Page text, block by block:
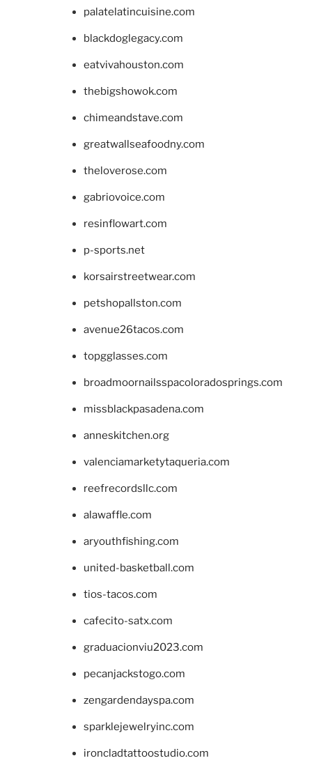
palatelatincuisine.com
blackdoglegacy.com
eatvivahouston.com
thebigshowok.com
chimeandstave.com
greatwallseafoodny.com
theloverose.com
gabriovoice.com
resinflowart.com
p-sports.net
korsairstreetwear.com
petshopallston.com
avenue26tacos.com
topgglasses.com
broadmoornailsspacoloradosprings.com
missblackpasadena.com
anneskitchen.org
valenciamarketytaqueria.com
reefrecordsllc.com
alawaffle.com
aryouthfishing.com
united-basketball.com
tios-tacos.com
cafecito-satx.com
graduacionviu2023.com
pecanjackstogo.com
zengardendayspa.com
sparklejewelryinc.com
ironcladtattoostudio.com